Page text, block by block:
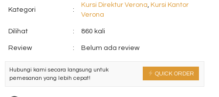
Kategori :
Kursi Direktur Verona, Kursi Kantor
Verona
Dilihat : 860 kali
Review : Belum ada review
QUICK ORDER
Hubungi kami secara langsung untuk
pemesanan yang lebih cepat!